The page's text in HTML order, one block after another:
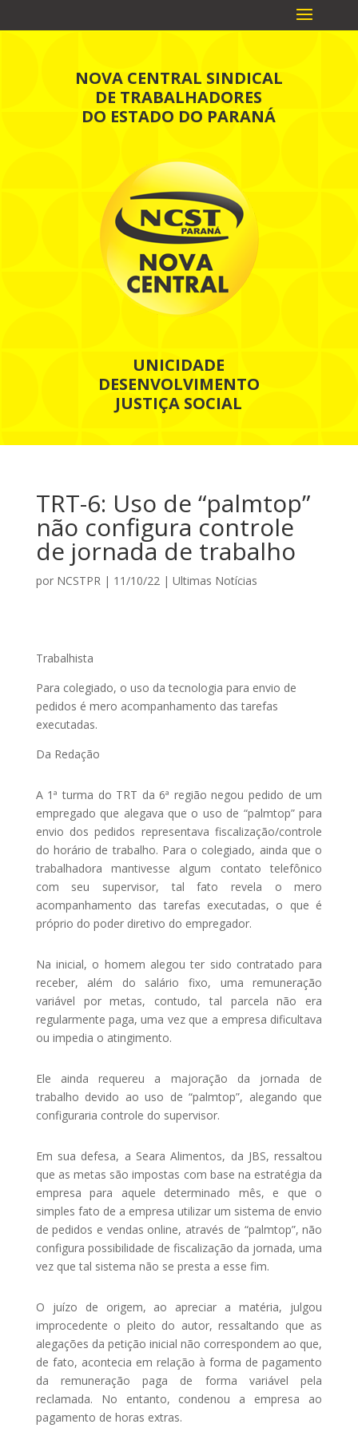
NOVA CENTRAL SINDICAL
DE TRABALHADORES
DO ESTADO DO PARANÁ
UNICIDADE
DESENVOLVIMENTO
JUSTIÇA SOCIAL
TRT-6: Uso de “palmtop”
não configura controle
de jornada de trabalho
por NCSTPR| 11/10/22| Ultimas Notícias
Trabalhista
Para colegiado, o uso da tecnologia para envio de
pedidos é mero acompanhamento das tarefas
executadas.
Da Redação
A 1ª turma do TRT da 6ª região negou pedido de um
empregado que alegava que o uso de “palmtop” para
envio dos pedidos representava fiscalização/controle
do horário de trabalho. Para o colegiado, ainda que o
trabalhadora mantivesse algum contato telefônico
com seu supervisor, tal fato revela o mero
acompanhamento das tarefas executadas, o que é
próprio do poder diretivo do empregador.
Na inicial, o homem alegou ter sido contratado para
receber, além do salário fixo, uma remuneração
variável por metas, contudo, tal parcela não era
regularmente paga, uma vez que a empresa dificultava
ou impedia o atingimento.
Ele ainda requereu a majoração da jornada de
trabalho devido ao uso de “palmtop”, alegando que
configuraria controle do supervisor.
Em sua defesa, a Seara Alimentos, da JBS, ressaltou
que as metas são impostas com base na estratégia da
empresa para aquele determinado mês, e que o
simples fato de a empresa utilizar um sistema de envio
de pedidos e vendas online, através de “palmtop”, não
configura possibilidade de fiscalização da jornada, uma
vez que tal sistema não se presta a esse fim.
O juízo de origem, ao apreciar a matéria, julgou
improcedente o pleito do autor, ressaltando que as
alegações da petição inicial não correspondem ao que,
de fato, acontecia em relação à forma de pagamento
da remuneração paga de forma variável pela
reclamada. No entanto, condenou a empresa ao
pagamento de horas extras.